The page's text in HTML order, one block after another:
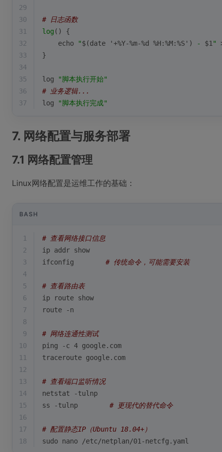
29
30
# 日志函数
31
log () {
32
echo "$(date '+%Y-%m-%d %H:%M:%S') - $1 "
33
}
34
35
log
"脚本执行开始"
36
# 业务逻辑...
37
log "脚本执行完成"
7. 网络配置与服务部署
7.1 网络配置管理
Linux网络配置是运维工作的基础：
BASH
1
# 查看网络接口信息
2
ip addr show
3
ifconfig # 传统命令，可能需要安装
4
5
# 查看路由表
6
ip route show
7
route -n
8
9
# 网络连通性测试
10
ping -c 4 google.com
11
traceroute google.com
12
13
# 查看端口监听情况
14
netstat -tulnp
15
ss -tulnp # 更现代的替代命令
16
17
# 配置静态IP（Ubuntu 18.04+）
18
sudo nano /etc/netplan/01-netcfg.yaml